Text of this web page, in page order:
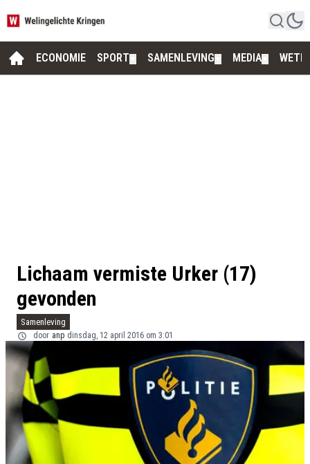
ECONOMIE SPORT SAMENLEVING MEDIA
Lichaam vermiste Urker (17)
gevonden
Samenleving
door anp dinsdag, 12 april 2016 om 3:01